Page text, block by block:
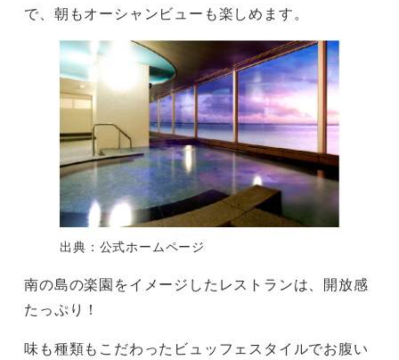
で、朝もオーシャンビューも楽しめます。
出典：公式ホームページ
南の島の楽園をイメージしたレストランは、開放感
たっぷり！
味も種類もこだわったビュッフェスタイルでお腹い